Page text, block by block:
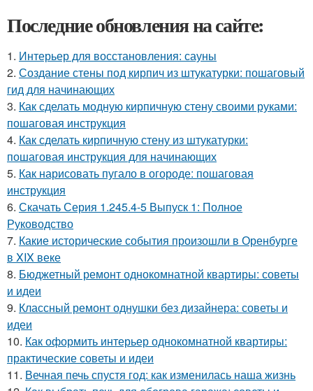
Последние обновления на сайте:
1. Интерьер для восстановления: сауны
2. Создание стены под кирпич из штукатурки: пошаговый
гид для начинающих
3. Как сделать модную кирпичную стену своими руками:
пошаговая инструкция
4. Как сделать кирпичную стену из штукатурки:
пошаговая инструкция для начинающих
5. Как нарисовать пугало в огороде: пошаговая
инструкция
6. Скачать Серия 1.245.4-5 Выпуск 1: Полное
Руководство
7. Какие исторические события произошли в Оренбурге
в XIX веке
8. Бюджетный ремонт однокомнатной квартиры: советы
и идеи
9. Классный ремонт однушки без дизайнера: советы и
идеи
10. Как оформить интерьер однокомнатной квартиры:
практические советы и идеи
11. Вечная печь спустя год: как изменилась наша жизнь